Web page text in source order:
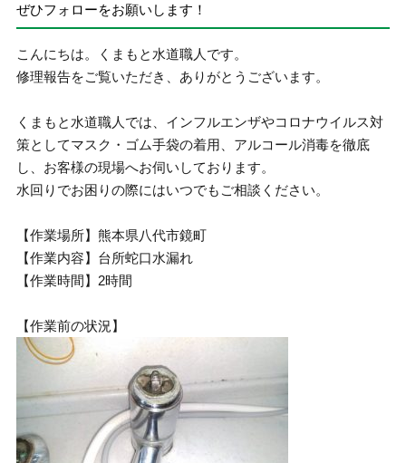
ぜひフォローをお願いします！
こんにちは。くまもと水道職人です。
修理報告をご覧いただき、ありがとうございます。
くまもと水道職人では、インフルエンザやコロナウイルス対
策としてマスク・ゴム手袋の着用、アルコール消毒を徹底
し、お客様の現場へお伺いしております。
水回りでお困りの際にはいつでもご相談ください。
【作業場所】熊本県八代市鏡町
【作業内容】台所蛇口水漏れ
【作業時間】2時間
【作業前の状況】